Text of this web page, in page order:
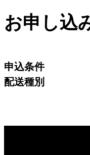
お申し込
申込条件
配送種別